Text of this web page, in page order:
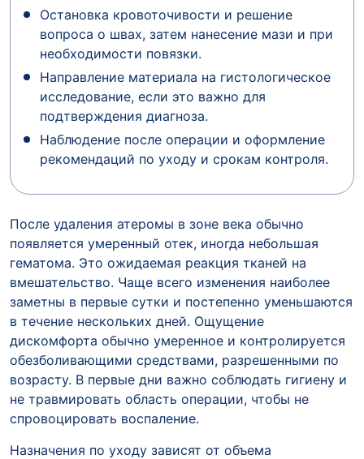
Остановка кровоточивости и решение
вопроса о швах, затем нанесение мази и при
необходимости повязки.
Направление материала на гистологическое
исследование, если это важно для
подтверждения диагноза.
Наблюдение после операции и оформление
рекомендаций по уходу и срокам контроля.
После удаления атеромы в зоне века обычно
появляется умеренный отек, иногда небольшая
гематома. Это ожидаемая реакция тканей на
вмешательство. Чаще всего изменения наиболее
заметны в первые сутки и постепенно уменьшаются
в течение нескольких дней. Ощущение
дискомфорта обычно умеренное и контролируется
обезболивающими средствами, разрешенными по
возрасту. В первые дни важно соблюдать гигиену и
не травмировать область операции, чтобы не
спровоцировать воспаление.
Назначения по уходу зависят от объема